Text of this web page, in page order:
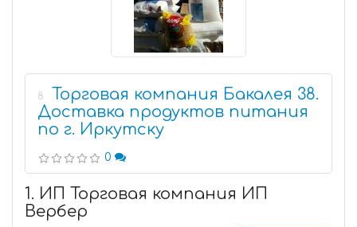
8
Торговая компания Бакалея 38.
Доставка продуктов питания
по г. Иркутску
0
1. ИП Торговая компания ИП
Вербер